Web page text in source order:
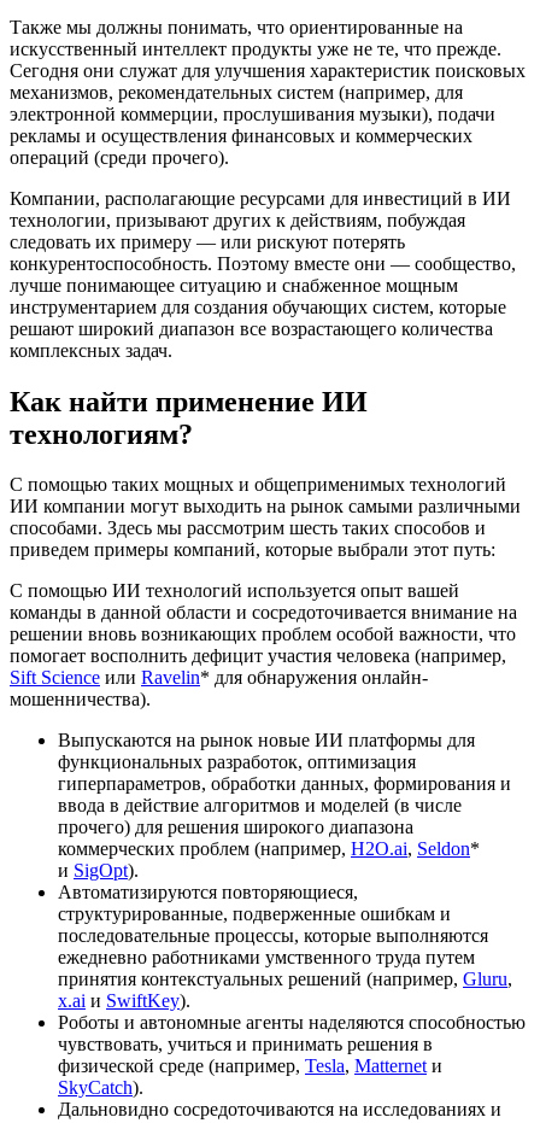
Также мы должны понимать, что ориентированные на
искусственный интеллект продукты уже не те, что прежде.
Сегодня они служат для улучшения характеристик поисковых
механизмов, рекомендательных систем (например, для
электронной коммерции, прослушивания музыки), подачи
рекламы и осуществления финансовых и коммерческих
операций (среди прочего).
Компании, располагающие ресурсами для инвестиций в ИИ
технологии, призывают других к действиям, побуждая
следовать их примеру — или рискуют потерять
конкурентоспособность. Поэтому вместе они — сообщество,
лучше понимающее ситуацию и снабженное мощным
инструментарием для создания обучающих систем, которые
решают широкий диапазон все возрастающего количества
комплексных задач.
Как найти применение ИИ
технологиям?
С помощью таких мощных и общеприменимых технологий
ИИ компании могут выходить на рынок самыми различными
способами. Здесь мы рассмотрим шесть таких способов и
приведем примеры компаний, которые выбрали этот путь:
С помощью ИИ технологий используется опыт вашей
команды в данной области и сосредоточивается внимание на
решении вновь возникающих проблем особой важности, что
помогает восполнить дефицит участия человека (например,
Sift Science или Ravelin* для обнаружения онлайн-
мошенничества).
Выпускаются на рынок новые ИИ платформы для
функциональных разработок, оптимизация
гиперпараметров, обработки данных, формирования и
ввода в действие алгоритмов и моделей (в числе
прочего) для решения широкого диапазона
коммерческих проблем (например, H2O.ai, Seldon*
и SigOpt).
Автоматизируются повторяющиеся,
структурированные, подверженные ошибкам и
последовательные процессы, которые выполняются
ежедневно работниками умственного труда путем
принятия контекстуальных решений (например, Gluru,
x.ai и SwiftKey).
Роботы и автономные агенты наделяются способностью
чувствовать, учиться и принимать решения в
физической среде (например, Tesla, Matternetи
SkyCatch).
Дальновидно сосредоточиваются на исследованиях и